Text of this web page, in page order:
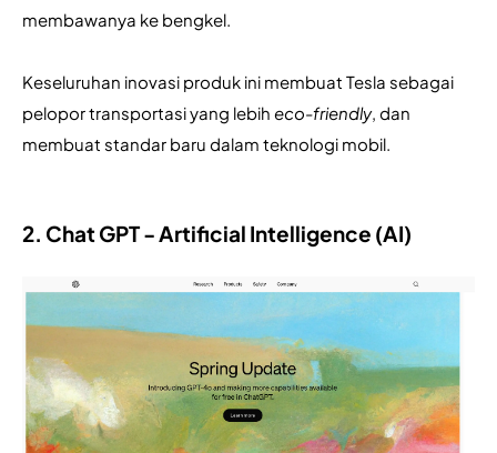
membawanya ke bengkel.
Keseluruhan inovasi produk ini membuat Tesla sebagai
pelopor transportasi yang lebih eco-friendly, dan
membuat standar baru dalam teknologi mobil.
2. Chat GPT - Artificial Intelligence (AI)